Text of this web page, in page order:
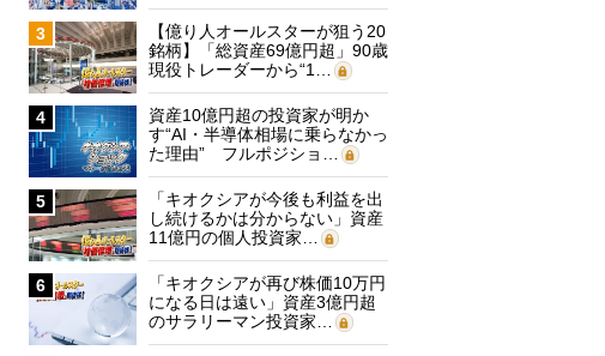
3
【億り人オールスターが狙う20
銘柄】「総資産69億円超」90歳
現役トレーダーから“1…
4
資産10億円超の投資家が明か
す“AI・半導体相場に乗らなかっ
た理由” フルポジショ…
5
「キオクシアが今後も利益を出
し続けるかは分からない」資産
11億円の個人投資家…
6
「キオクシアが再び株価10万円
になる日は遠い」資産3億円超
のサラリーマン投資家…